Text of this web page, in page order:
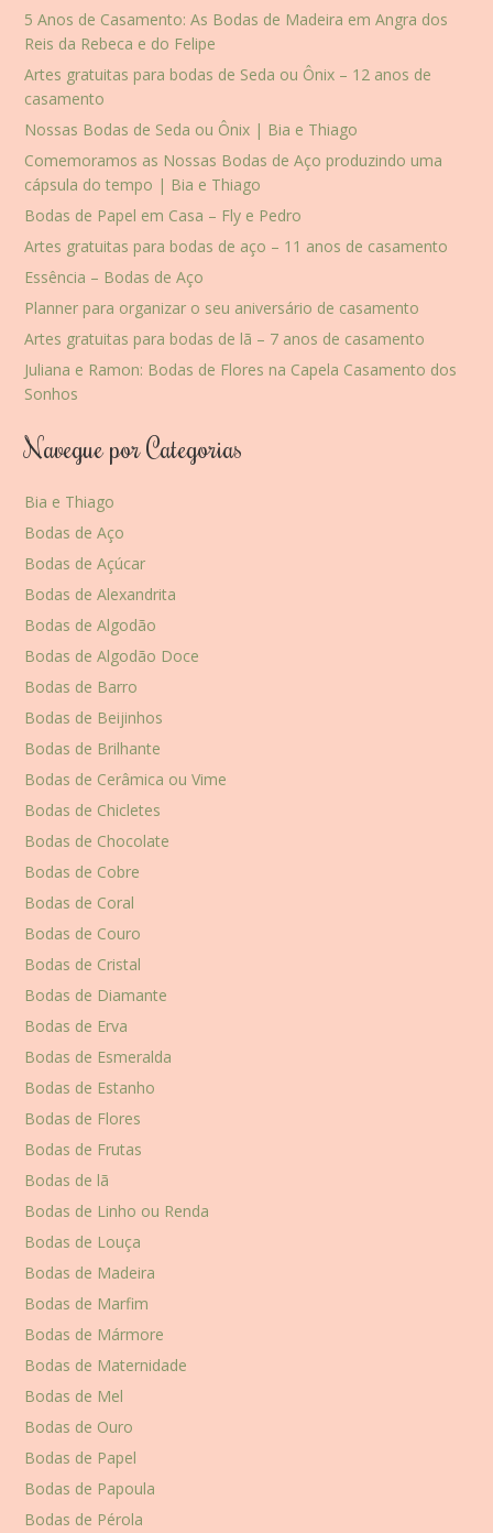
5 Anos de Casamento: As Bodas de Madeira em Angra dos
Reis da Rebeca e do Felipe
Artes gratuitas para bodas de Seda ou Ônix – 12 anos de
casamento
Nossas Bodas de Seda ou Ônix | Bia e Thiago
Comemoramos as Nossas Bodas de Aço produzindo uma
cápsula do tempo | Bia e Thiago
Bodas de Papel em Casa – Fly e Pedro
Artes gratuitas para bodas de aço – 11 anos de casamento
Essência – Bodas de Aço
Planner para organizar o seu aniversário de casamento
Artes gratuitas para bodas de lã – 7 anos de casamento
Juliana e Ramon: Bodas de Flores na Capela Casamento dos
Sonhos
Navegue por Categorias
Bia e Thiago
Bodas de Aço
Bodas de Açúcar
Bodas de Alexandrita
Bodas de Algodão
Bodas de Algodão Doce
Bodas de Barro
Bodas de Beijinhos
Bodas de Brilhante
Bodas de Cerâmica ou Vime
Bodas de Chicletes
Bodas de Chocolate
Bodas de Cobre
Bodas de Coral
Bodas de Couro
Bodas de Cristal
Bodas de Diamante
Bodas de Erva
Bodas de Esmeralda
Bodas de Estanho
Bodas de Flores
Bodas de Frutas
Bodas de lã
Bodas de Linho ou Renda
Bodas de Louça
Bodas de Madeira
Bodas de Marfim
Bodas de Mármore
Bodas de Maternidade
Bodas de Mel
Bodas de Ouro
Bodas de Papel
Bodas de Papoula
Bodas de Pérola